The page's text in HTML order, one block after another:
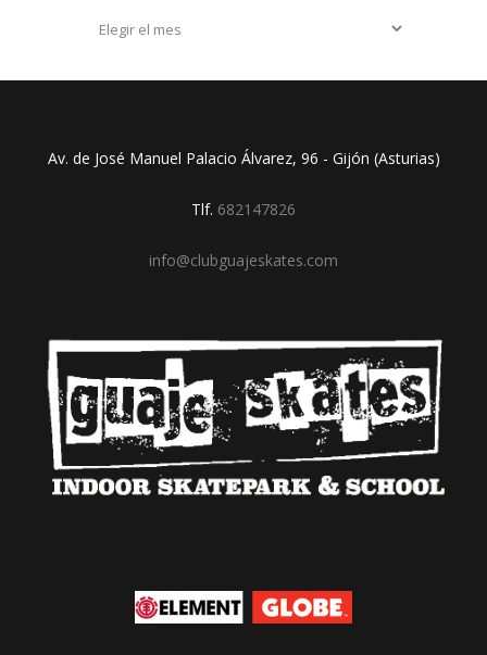
Archivos
Av. de José Manuel Palacio Álvarez, 96 - Gijón (Asturias)
Tlf. 682147826
info@clubguajeskates.com